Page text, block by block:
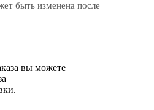
быть изменена после
вы можете